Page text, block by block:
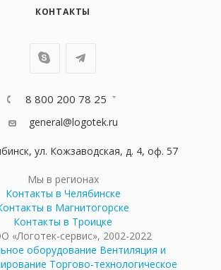
КОНТАКТЫ
8 800 200 78 25
general@logotek.ru
ул. Кожзаводская, д. 4, оф. 57
Мы в регионах
Контакты в Челябинске
в Магнитогорске
Контакты в Троицке
«Логотек-сервис», 2002-2022
оборудование Вентиляция и
Торгово-технологическое